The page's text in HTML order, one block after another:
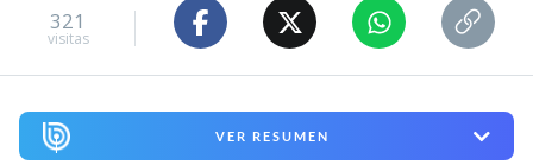
321
visitas
VER RESUMEN